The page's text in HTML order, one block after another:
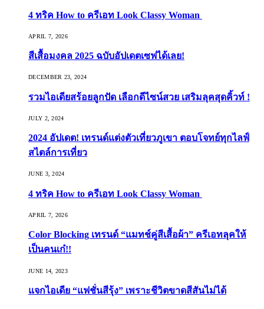
4 ทริค How to ครีเอท Look Classy Woman
APRIL 7, 2026
สีเสื้อมงคล 2025 ฉบับอัปเดตเซฟได้เลย!
DECEMBER 23, 2024
รวมไอเดียสร้อยลูกปัด เลือกดีไซน์สวย เสริมลุคสุดคิ้วท์ !
JULY 2, 2024
2024 อัปเดต! เทรนด์แต่งตัวเที่ยวภูเขา ตอบโจทย์ทุกไลฟ์
สไตล์การเที่ยว
JUNE 3, 2024
4 ทริค How to ครีเอท Look Classy Woman
APRIL 7, 2026
Color Blocking เทรนด์ “แมทช์คู่สีเสื้อผ้า” ครีเอทลุคให้
เป็นคนเก๋!!
JUNE 14, 2023
แจกไอเดีย “แฟชั่นสีรุ้ง” เพราะชีวิตขาดสีสันไม่ได้